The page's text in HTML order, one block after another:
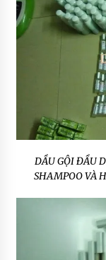
DẦU GỘI ĐẦU
SHAMPOO VÀ